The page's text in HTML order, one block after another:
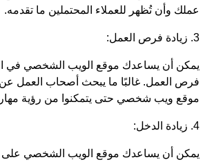
عملك وأن تُظهر للعملاء المحتملين ما تقدمه.
3. زيادة فرص العمل:
يمكن أن يساعدك موقع الويب الشخصي في
فرص العمل. غالبًا ما يبحث أصحاب العمل عن
موقع ويب شخصي حتى يتمكنوا من رؤية
4. زيادة الدخل:
يمكن أن يساعدك موقع الويب الشخصي